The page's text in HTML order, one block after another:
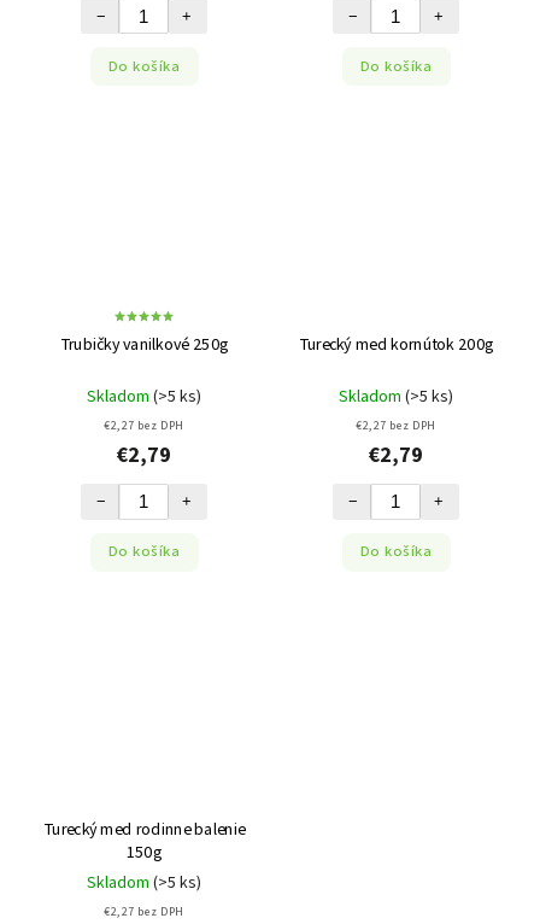
+
−
Do košíka
+
−
Do košíka
Trubičky vanilkové 250g
Skladom (>5 ks)
€2,27 bez DPH
€2,79
+
−
Do košíka
Turecký med kornútok 200g
Skladom (>5 ks)
€2,27 bez DPH
€2,79
+
−
Do košíka
Turecký med rodinne balenie
150g
Skladom (>5 ks)
€2,27 bez DPH